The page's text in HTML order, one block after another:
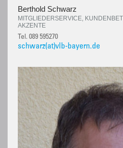
Berthold Schwarz
MITGLIEDERSERVICE,
AKZENTE
Tel. 089 595270
schwarz(at)vlb-bayern.de